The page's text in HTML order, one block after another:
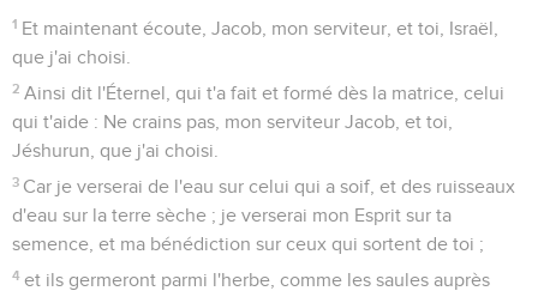
1 Et maintenant écoute, Jacob, mon serviteur, et toi, Israël,
que j'ai choisi.
2 Ainsi dit l'Éternel, qui t'a fait et formé dès la matrice, celui
qui t'aide : Ne crains pas, mon serviteur Jacob, et toi,
Jéshurun, que j'ai choisi.
3 Car je verserai de l'eau sur celui qui a soif, et des ruisseaux
d'eau sur la terre sèche ; je verserai mon Esprit sur ta
semence, et ma bénédiction sur ceux qui sortent de toi ;
4 et ils germeront parmi l'herbe, comme les saules auprès